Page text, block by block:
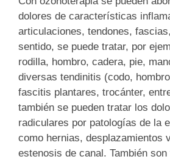
dolores de características
articulaciones, tendones,
sentido, se puede tratar, por
rodilla, hombro, cadera, pie,
diversas tendinitis (codo,
fascitis plantares, trocánter,
también se pueden tratar los
radiculares por patologías de la
como hernias, desplazamientos
estenosis de canal. También